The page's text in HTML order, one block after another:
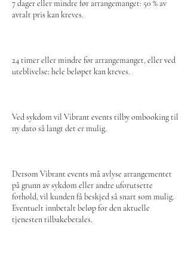
7 dager eller mindre før arrangemanget: 50 % av
avtalt pris kan kreves.
24 timer eller mindre før arrangemanget, eller ved
uteblivelse: hele beløpet kan kreves.
Ved sykdom vil Vibrant events tilby ombooking til
ny dato så langt det er mulig.
Dersom Vibrant events må avlyse arrangementet
på grunn av sykdom eller andre uforutsette
forhold, vil kunden få beskjed så snart som mulig.
Eventuelt innbetalt beløp for den aktuelle
tjenesten tilbakebetales.